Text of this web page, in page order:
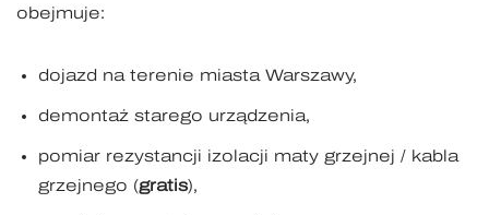
obejmuje:
dojazd na terenie miasta Warszawy,
demontaż starego urządzenia,
pomiar rezystancji izolacji maty grzejnej / kabla
grzejnego (gratis),